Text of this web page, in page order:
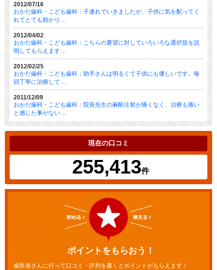
2012/07/16
おかだ歯科・こども歯科：子連れでいきましたが、子供に気を配ってく
れてとても助かり ...
2012/04/02
おかだ歯科・こども歯科：こちらの要望に対していろいろな選択肢を説
明してもらえます ...
2012/02/25
おかだ歯科・こども歯科：助手さんは明るくて子供にも優しいです。毎
回丁寧に治療して ...
2011/12/09
おかだ歯科・こども歯科：院長先生の麻酔注射が痛くなく、治療も痛い
と感じた事がない ...
現在の口コミ
255,413件
ポイントをもらおう！
歯医者さんに行って口コミ・評判を書くとポイントがもらえます！